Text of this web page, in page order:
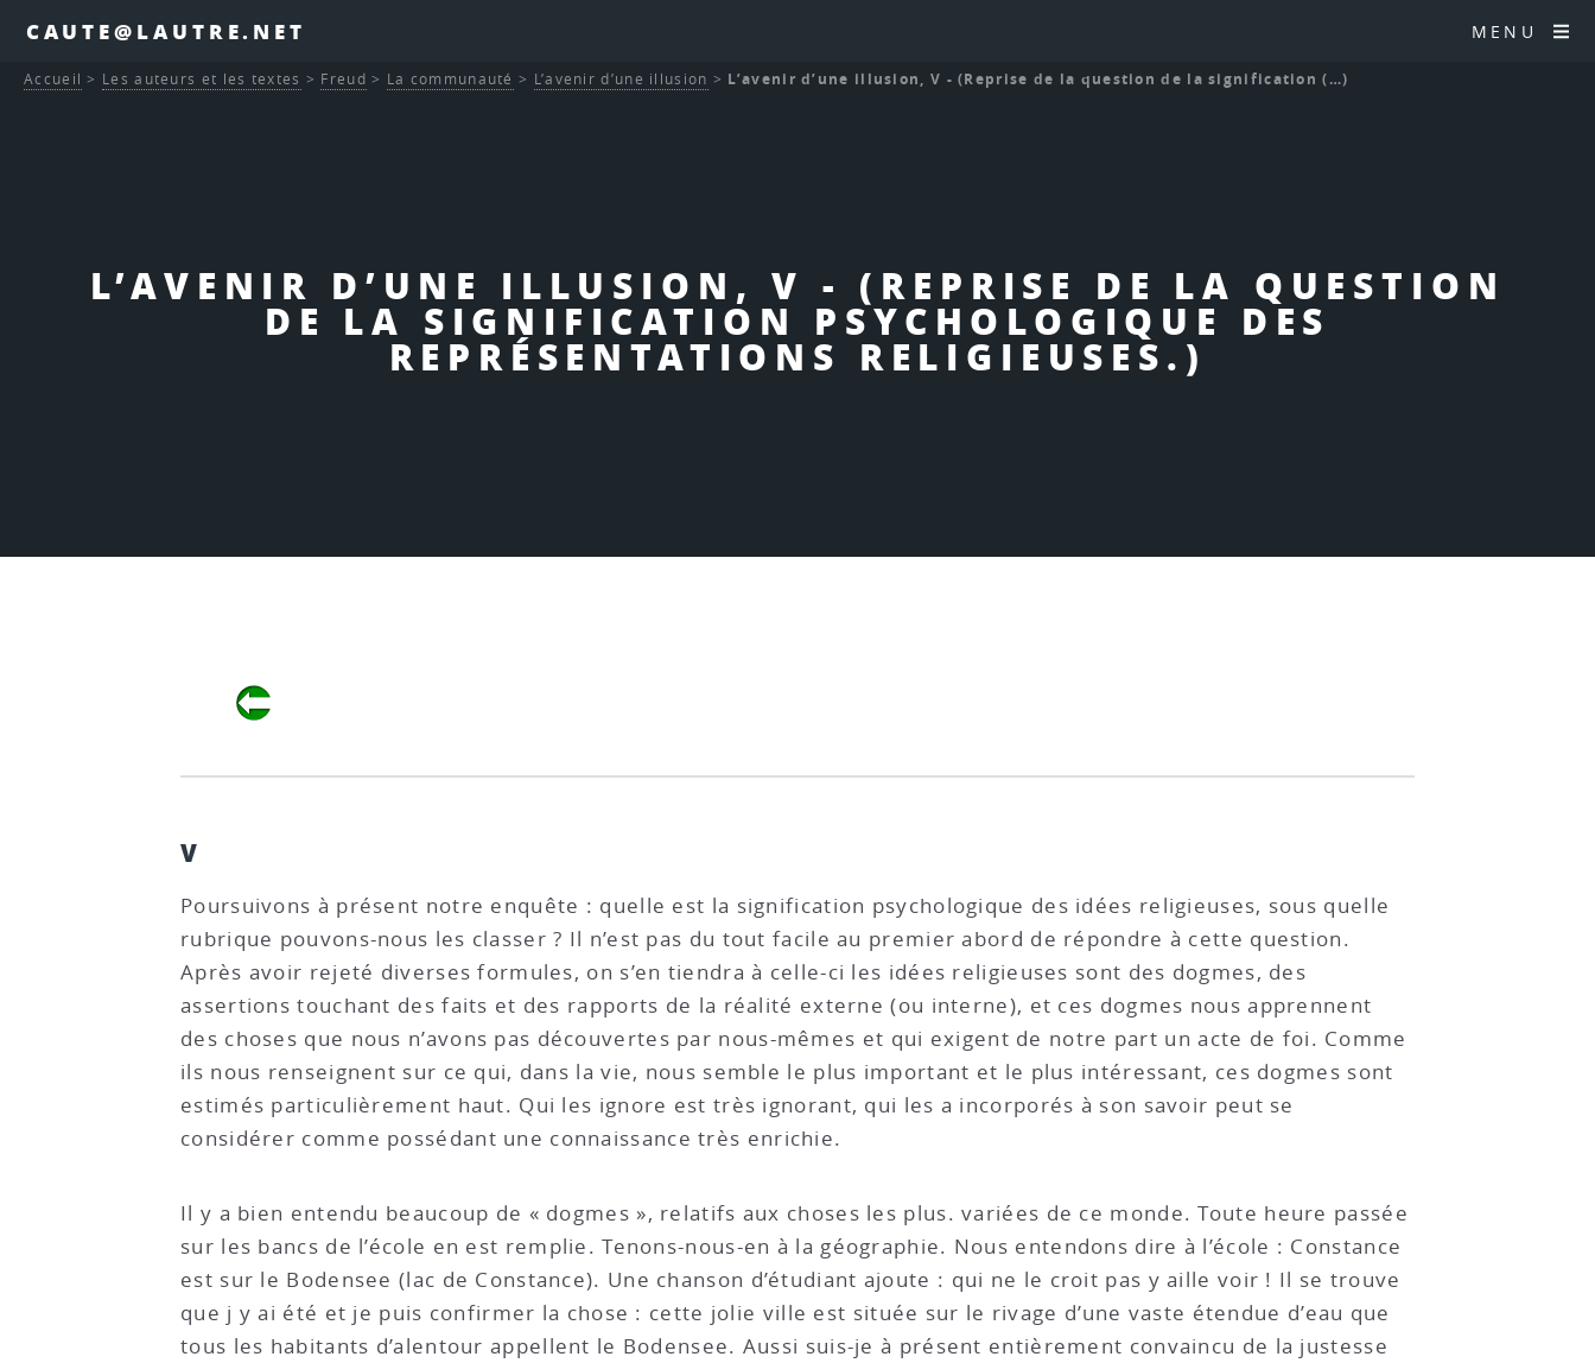
CAUTE@LAUTRE.NET MENU
L’AVENIR D’UNE ILLUSION, V - (REPRISE DE LA QUESTION
DE LA SIGNIFICATION PSYCHOLOGIQUE DES
REPRÉSENTATIONS RELIGIEUSES.)
Accueil > Les auteurs et les textes > Freud > La communauté > L’avenir d’une illusion > L’avenir d’une illusion, V - (Reprise de la question de la signification (…)
V
Poursuivons à présent notre enquête : quelle est la signification psychologique des idées religieuses, sous quelle
rubrique pouvons-nous les classer ? Il n’est pas du tout facile au premier abord de répondre à cette question.
Après avoir rejeté diverses formules, on s’en tiendra à celle-ci les idées religieuses sont des dogmes, des
assertions touchant des faits et des rapports de la réalité externe (ou interne), et ces dogmes nous apprennent
des choses que nous n’avons pas découvertes par nous-mêmes et qui exigent de notre part un acte de foi. Comme
ils nous renseignent sur ce qui, dans la vie, nous semble le plus important et le plus intéressant, ces dogmes sont
estimés particulièrement haut. Qui les ignore est très ignorant, qui les a incorporés à son savoir peut se
considérer comme possédant une connaissance très enrichie.
Il y a bien entendu beaucoup de « dogmes », relatifs aux choses les plus. variées de ce monde. Toute heure passée
sur les bancs de l’école en est remplie. Tenons-nous-en à la géographie. Nous entendons dire à l’école : Constance
est sur le Bodensee (lac de Constance). Une chanson d’étudiant ajoute : qui ne le croit pas y aille voir ! Il se trouve
que j y ai été et je puis confirmer la chose : cette jolie ville est située sur le rivage d’une vaste étendue d’eau que
tous les habitants d’alentour appellent le Bodensee. Aussi suis-je à présent entièrement convaincu de la justesse